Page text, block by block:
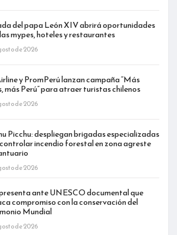
del papa León XIV abrirá oportunidades
mypes, hoteles y restaurantes
de 2026
y PromPerú lanzan campaña “Más
más Perú” para atraer turistas chilenos
de 2026
Picchu: despliegan brigadas especializadas
incendio forestal en zona agreste
de 2026
ante UNESCO documental que
compromiso con la conservación del
Mundial
de 2026